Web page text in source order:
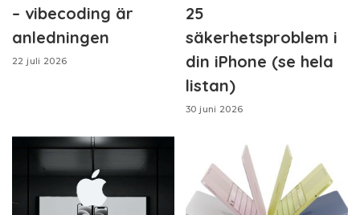
– vibecoding är
anledningen
22 juli 2026
25
säkerhetsproblem i
din iPhone (se hela
listan)
30 juni 2026